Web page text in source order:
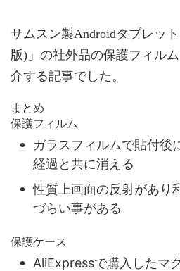
サムスン製Androidタブレッ
版)」の社外品の保護フィル
介する記事でした。
まとめ
保護フィルム
ガラスフィルムで貼付後
経過と共に消える
性質上画面の反射があり
づらい事がある
保護ケース
AliExpressで購入したマ